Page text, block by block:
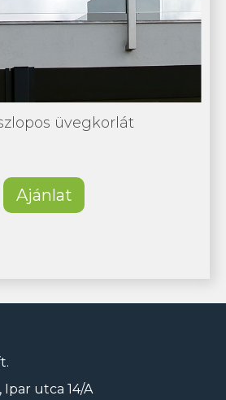
üvegkorlát
Ajánlat
Ipar utca 14/A